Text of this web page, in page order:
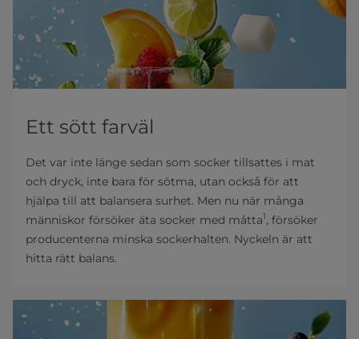
Ett sött farväl
Det var inte länge sedan som socker tillsattes i mat
och dryck, inte bara för sötma, utan också för att
hjälpa till att balansera surhet. Men nu när många
människor försöker äta socker med måtta1, försöker
producenterna minska sockerhalten. Nyckeln är att
hitta rätt balans.